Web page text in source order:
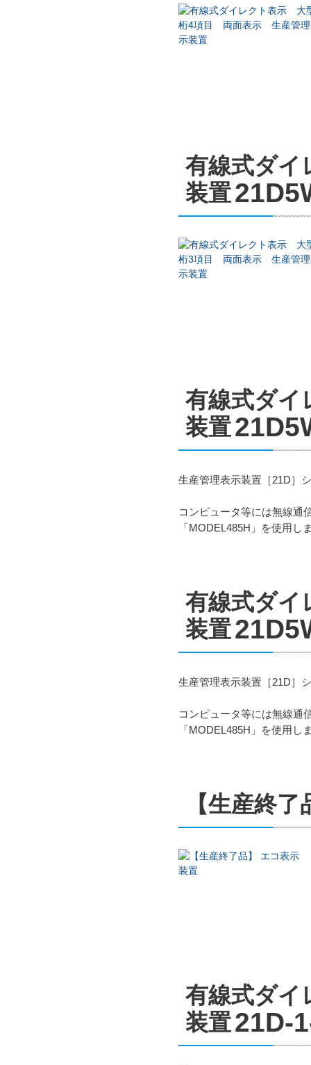
有線式ダ
装置
有線式ダ
装置
生産管理表示装置［21D］
コンピュータ等には無線通
「MODEL485H」を使用
有線式ダ
装置
生産管理表示装置［21D］
コンピュータ等には無線通
「MODEL485H」を使用
【生産終
有線式ダ
装置21D-